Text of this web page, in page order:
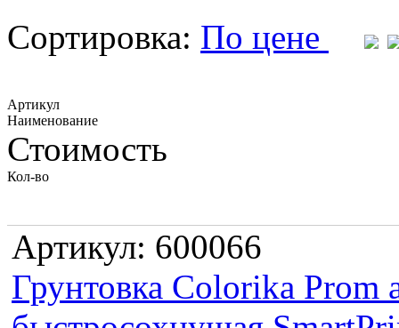
Сортировка: По цене
Артикул
Наименование
Стоимость
Кол-во
Артикул: 600066
Грунтовка Colorika Prom